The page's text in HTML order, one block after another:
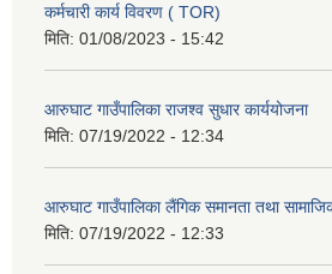
कर्मचारी कार्य विवरण ( TOR)
मिति: 01/08/2023 - 15:42
आरुघाट गाउँपालिका राजश्व सुधार कार्ययोजना
मिति: 07/19/2022 - 12:34
आरुघाट गाउँपालिका लैंगिक समानता तथा
मिति: 07/19/2022 - 12:33